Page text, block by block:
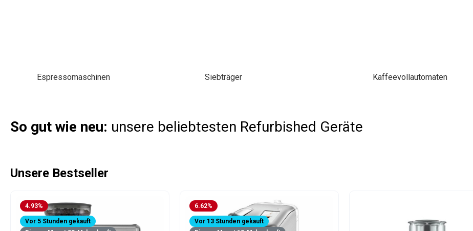
Espressomaschinen Siebträger Kaffeevollautomaten
So gut wie neu: unsere beliebtesten Refurbished Geräte
Produktgalerie überspringen
Unsere Bestseller
4.93%
Vor 5 Stunden gekauft
6.62%
Vor 13 Stunden gekauft